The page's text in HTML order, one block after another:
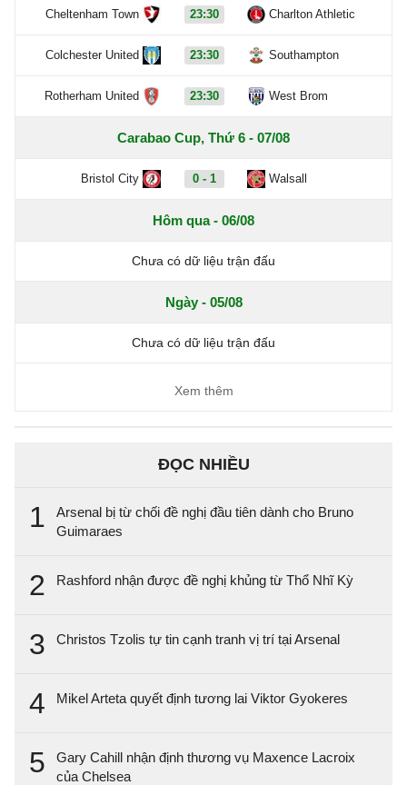
Cheltenham Town 23:30 Charlton Athletic
Colchester United 23:30 Southampton
Rotherham United 23:30 West Brom
Carabao Cup, Thứ 6 - 07/08
Bristol City 0 - 1 Walsall
Hôm qua - 06/08
Chưa có dữ liệu trận đấu
Ngày - 05/08
Chưa có dữ liệu trận đấu
Xem thêm
ĐỌC NHIỀU
1
Arsenal bị từ chối đề nghị đầu tiên dành cho Bruno
Guimaraes
2 Rashford nhận được đề nghị khủng từ Thổ Nhĩ Kỳ
3 Christos Tzolis tự tin cạnh tranh vị trí tại Arsenal
4 Mikel Arteta quyết định tương lai Viktor Gyokeres
5
Gary Cahill nhận định thương vụ Maxence Lacroix
của Chelsea